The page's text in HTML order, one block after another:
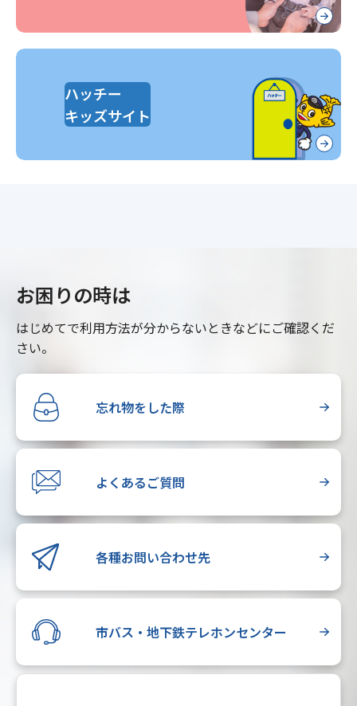
ハッチー
キッズサイト
お困りの時は
はじめてで利用方法が分からないときなどにご確認くだ
さい。
忘れ物をした際
よくあるご質問
各種お問い合わせ先
市バス・地下鉄テレホンセンター